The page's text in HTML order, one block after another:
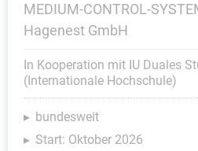
MEDIUM-CONTROL-
Hagenest GmbH
In Kooperation mit IU Duales
(Internationale Hochschule)
bundesweit
Start: Oktober 2026